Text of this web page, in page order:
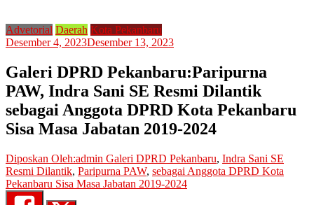
Advetorial Daerah Kota Pekanbaru
Desember 4, 2023Desember 13, 2023
Galeri DPRD Pekanbaru:Paripurna
PAW, Indra Sani SE Resmi Dilantik
sebagai Anggota DPRD Kota Pekanbaru
Sisa Masa Jabatan 2019-2024
Diposkan Oleh:admin Galeri DPRD Pekanbaru, Indra Sani SE
Resmi Dilantik, Paripurna PAW, sebagai Anggota DPRD Kota
Pekanbaru Sisa Masa Jabatan 2019-2024